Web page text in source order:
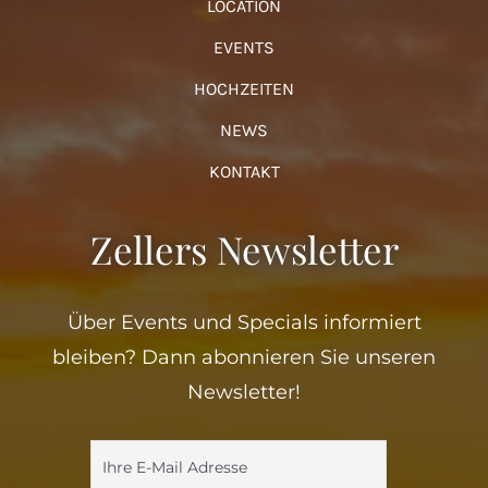
LOCATION
EVENTS
HOCHZEITEN
NEWS
KONTAKT
Zellers Newsletter
Über Events und Specials informiert
bleiben? Dann abonnieren Sie unseren
Newsletter!